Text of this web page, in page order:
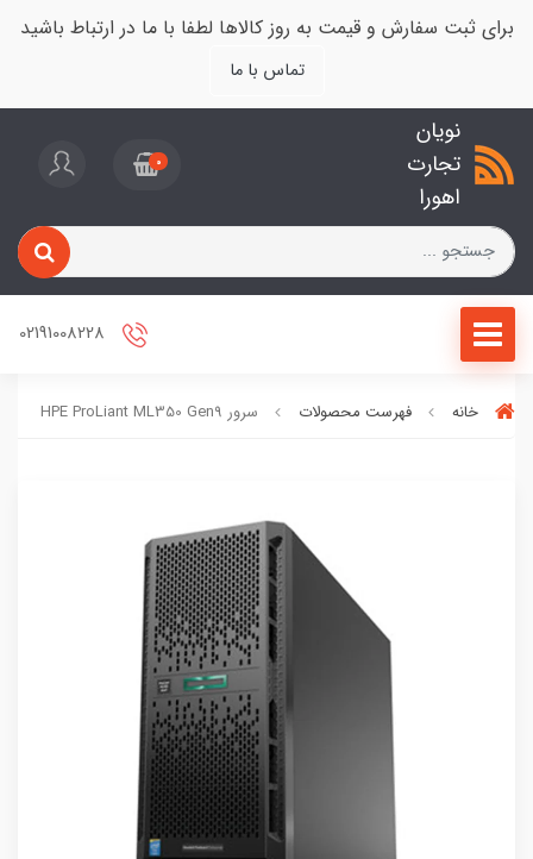
برای ثبت سفارش و قیمت به روز کالاها لطفا با ما در ارتباط باشید
تماس با ما
نویان
تجارت
اهورا
0
خانه فهرست محصولات سرور HPE ProLiant ML350 Gen9